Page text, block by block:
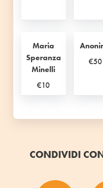
Maria
Speranza
Minelli
€10
€50
CONDIVIDI